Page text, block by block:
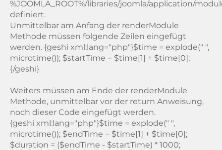
%JOOMLA_ROOT%/libraries/joomla/application/
definiert.
Unmittelbar am Anfang der renderModule
Methode müssen folgende Zeilen eingefügt
werden. {geshi xml:lang="php"}$time = explode(" ",
microtime()); $startTime = $time[1] + $time[0];
{/geshi}
Weiters müssen am Ende der renderModule
Methode, unmittelbar vor der return Anweisung,
noch dieser Code eingefügt werden.
{geshi xml:lang="php"}$time = explode(" ",
microtime()); $endTime = $time[1] + $time[0];
$duration = ($endTime - $startTime) * 1000;